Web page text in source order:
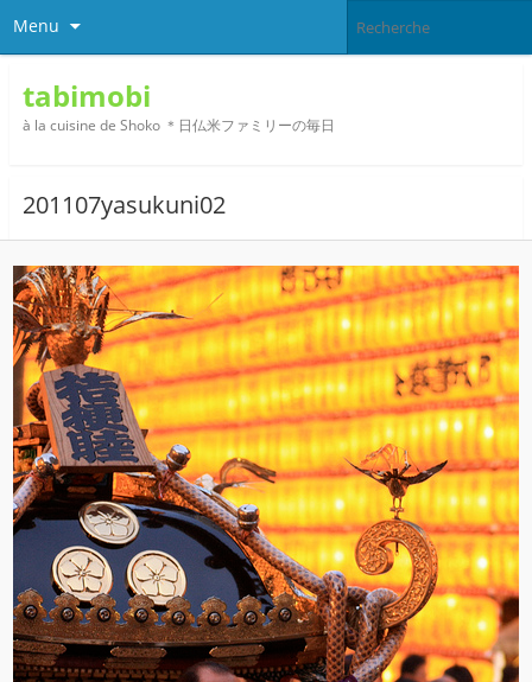
Menu
tabimobi
à la cuisine de Shoko ＊日仏米ファミリーの毎日
201107yasukuni02